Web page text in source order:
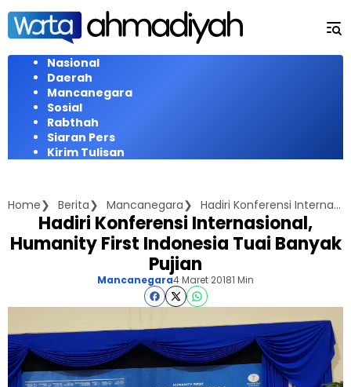
Langsung
konten
Nasional
Daerah
Mancanegara
Sosial
Rabthah
Siaran Pers
Kirim Tulisan
Home Berita Mancanegara Hadiri Konferensi Internasional, Humanity First Indonesia Tuai Banyak Pujian
Hadiri Konferensi Internasional,
Humanity First Indonesia Tuai Banyak
Pujian
Mancanegara4 Maret 20181 Min